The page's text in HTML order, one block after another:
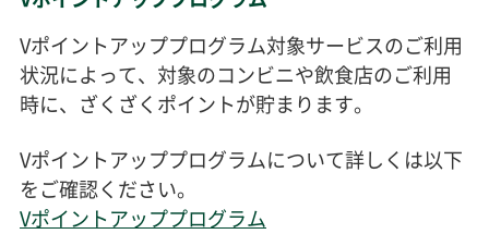
Vポイントアッププログラム対象サービスのご利用
状況によって、対象のコンビニや飲食店のご利用
時に、ざくざくポイントが貯まります。
Vポイントアッププログラムについて詳しくは以下
をご確認ください。
Vポイントアッププログラム